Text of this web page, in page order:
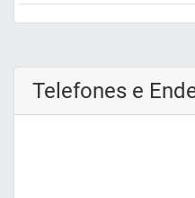
Telefones e